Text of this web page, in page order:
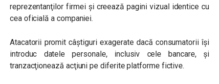
reprezentanţilor firmei şi creează pagini vizual identice cu
cea oficială a companiei.
Atacatorii promit câştiguri exagerate dacă consumatorii îşi
introduc datele personale, inclusiv cele bancare, şi
tranzacţionează acţiuni pe diferite platforme fictive.